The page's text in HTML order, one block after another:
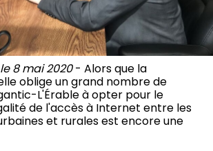
8 mai 2020- Alors que la
oblige un grand nombre de
L'Érable à opter pour le
de l'accès à Internet entre les
et rurales est encore une